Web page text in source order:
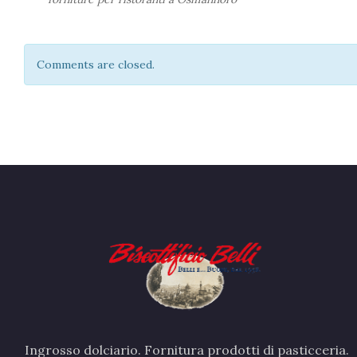
Comments are closed.
Ingrosso dolciario. Fornitura prodotti di pasticceria.